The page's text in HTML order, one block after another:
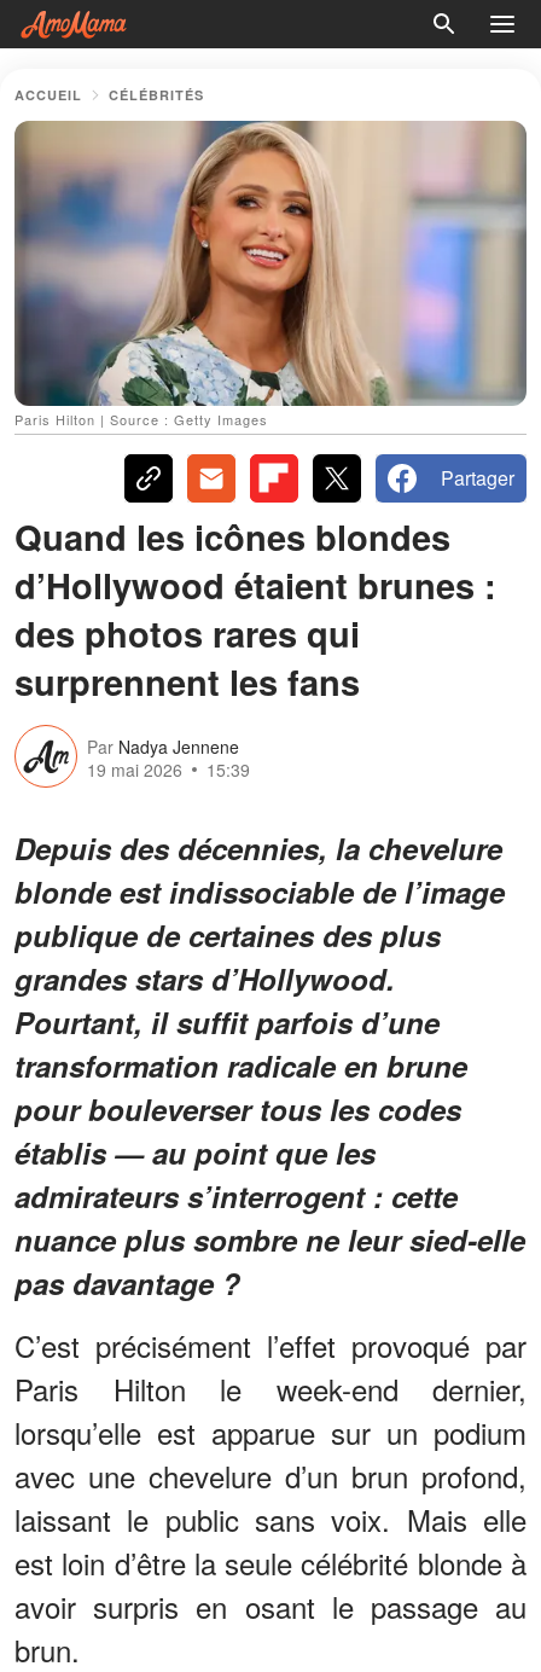
ACCUEIL CÉLÉBRITÉS
Paris Hilton | Source : Getty Images
Partager
Quand les icônes blondes
d’Hollywood étaient brunes :
des photos rares qui
surprennent les fans
Par Nadya Jennene
19 mai 2026
15:39
Depuis des décennies, la chevelure
blonde est indissociable de l’image
publique de certaines des plus
grandes stars d’Hollywood.
Pourtant, il suffit parfois d’une
transformation radicale en brune
pour bouleverser tous les codes
établis — au point que les
admirateurs s’interrogent : cette
nuance plus sombre ne leur sied-elle
pas davantage ?
C’est précisément l’effet provoqué par
Paris Hilton le week-end dernier,
lorsqu’elle est apparue sur un podium
avec une chevelure d’un brun profond,
laissant le public sans voix. Mais elle
est loin d’être la seule célébrité blonde à
avoir surpris en osant le passage au
brun.